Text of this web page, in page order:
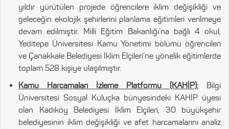
yıldır yürütülen projede öğrencilere iklim değişikliği ve
geleceğin ekolojik şehirlerini planlama eğitimleri verilmeye
devam edilmiştir. Milli Eğitim Bakanlığı’na bağlı 4 okul,
Yeditepe Üniversitesi Kamu Yönetimi bölümü öğrencileri
ve Çanakkale Belediyesi İklim Elçileri’ne yönelik eğitimlerde
toplam 528 kişiye ulaşılmıştır.
Kamu Harcamaları İzleme Platformu (KAHİP):
Bilgi
Üniversitesi Sosyal Kuluçka bünyesindeki KAHİP üyesi
olan Kadıköy Belediyesi İklim Elçileri, 30 büyükşehir
belediyesinin iklim değişikliği ve afet harcamalarını analiz